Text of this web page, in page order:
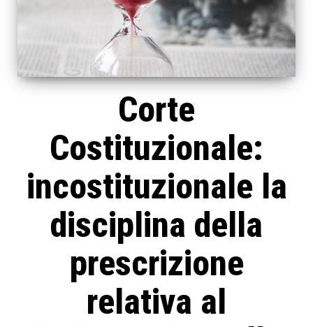
Corte
Costituzionale:
incostituzionale la
disciplina della
prescrizione
relativa al